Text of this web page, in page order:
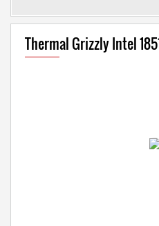
Thermal Grizzly Intel